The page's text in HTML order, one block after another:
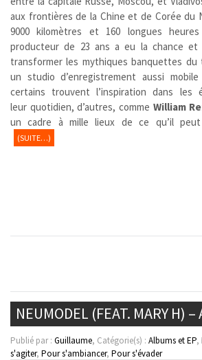
aux frontières de la Chine et de Corée du
9000 kilomètres et 160 longues
producteur de 23 ans a eu la chance et
transformer les mythiques banquettes du
un studio d’enregistrement aussi mobile
certains trouvent l’inspiration dans les
leur quotidien, d’autres, comme William
un cadre à mille lieux de ce qu’il
(SUITE…)
NEUMODEL (FEAT. MARY H) –
Publié par : Guillaume, Catégorie(s) : Albums et EP,
s'agiter, Pour s'ambiancer, Pour s'évader